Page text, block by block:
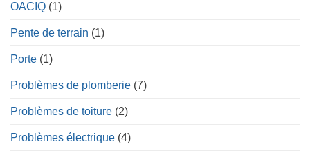
OACIQ (1)
Pente de terrain (1)
Porte (1)
Problèmes de plomberie (7)
Problèmes de toiture (2)
Problèmes électrique (4)